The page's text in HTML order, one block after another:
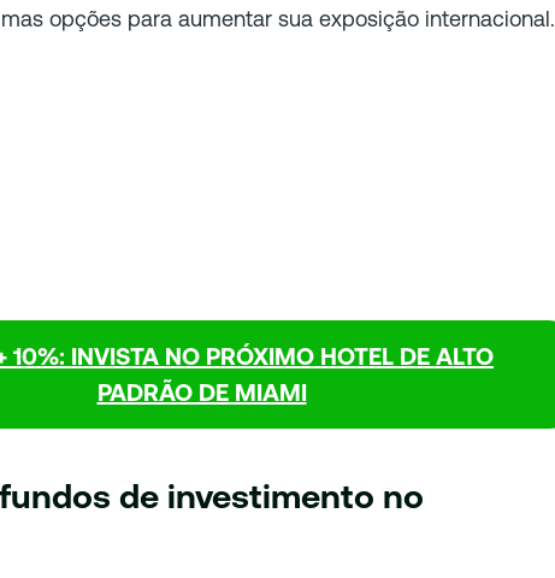
opções para aumentar sua exposição internacional.
10%: INVISTA NO PRÓXIMO HOTEL DE ALTO
PADRÃO DE MIAMI
de investimento no